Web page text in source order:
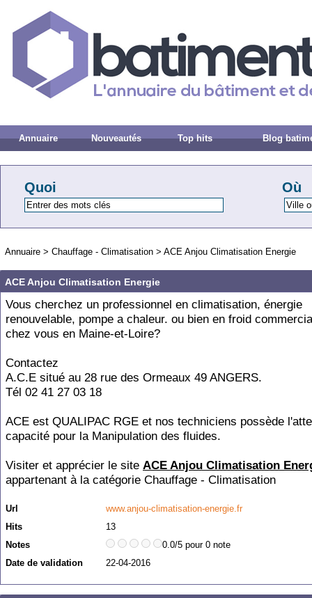
Annuaire Nouveautés Top hits Blog
Quoi Où
Annuaire > Chauffage - Climatisation > ACE Anjou Climatisation Energie
ACE Anjou Climatisation Energie
Vous cherchez un professionnel en climatisation, énergie
renouvelable, pompe a chaleur. ou bien en froid
chez vous en Maine-et-Loire?
Contactez
A.C.E situé au 28 rue des Ormeaux 49 ANGERS.
Tél 02 41 27 03 18
ACE est QUALIPAC RGE et nos techniciens possède
capacité pour la Manipulation des fluides.
Visiter et apprécier le site ACE Anjou Climatisation
appartenant à la catégorie Chauffage - Climatisation
Url
www.anjou-climatisation-energie.fr
Hits
13
Notes
0.0/5 pour 0 note
Date de validation
22-04-2016